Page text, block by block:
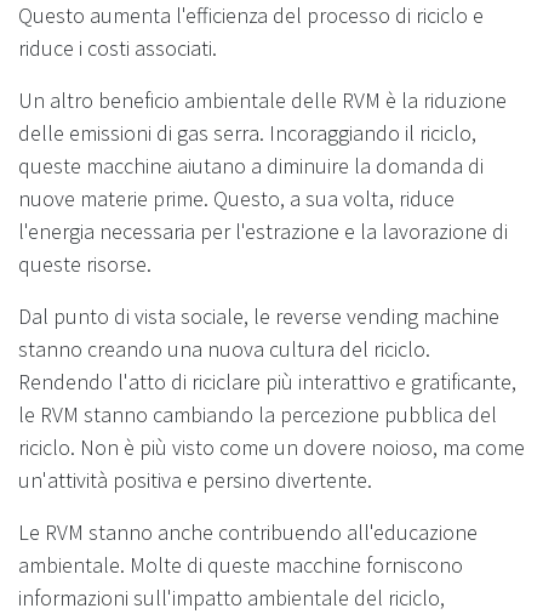
Questo aumenta l'efficienza del processo di riciclo e
riduce i costi associati.
Un altro beneficio ambientale delle RVM è la riduzione
delle emissioni di gas serra. Incoraggiando il riciclo,
queste macchine aiutano a diminuire la domanda di
nuove materie prime. Questo, a sua volta, riduce
l'energia necessaria per l'estrazione e la lavorazione di
queste risorse.
Dal punto di vista sociale, le reverse vending machine
stanno creando una nuova cultura del riciclo.
Rendendo l'atto di riciclare più interattivo e gratificante,
le RVM stanno cambiando la percezione pubblica del
riciclo. Non è più visto come un dovere noioso, ma come
un'attività positiva e persino divertente.
Le RVM stanno anche contribuendo all'educazione
ambientale. Molte di queste macchine forniscono
informazioni sull'impatto ambientale del riciclo,